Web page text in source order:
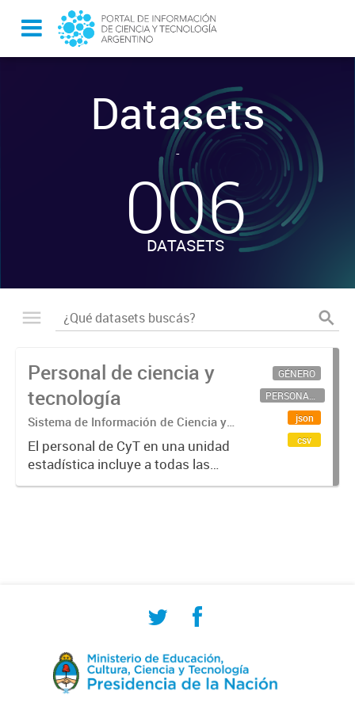
Datasets
-
006
DATASETS
Personal de ciencia y
tecnología
Sistema de Información de Ciencia y
Tecnología Argentino (SICYTAR)
El personal de CyT en una unidad
estadística incluye a todas las
personas involucradas
GÉNERO
PERSONAL CIENTÍFICO-TECNOLÓGICO
json
csv